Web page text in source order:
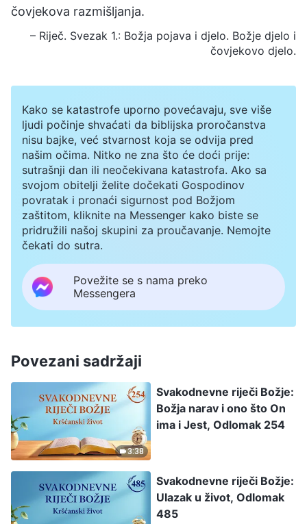
čovjekova razmišljanja.
– Riječ. Svezak 1.: Božja pojava i djelo. Božje djelo i
čovjekovo djelo.
Kako se katastrofe uporno povećavaju, sve više
ljudi počinje shvaćati da biblijska proročanstva
nisu bajke, već stvarnost koja se odvija pred
našim očima. Nitko ne zna što će doći prije:
sutrašnji dan ili neočekivana katastrofa. Ako sa
svojom obitelji želite dočekati Gospodinov
povratak i pronaći sigurnost pod Božjom
zaštitom, kliknite na Messenger kako biste se
pridružili našoj skupini za proučavanje. Nemojte
čekati do sutra.
Povežite se s nama preko
Messengera
Povezani sadržaji
3:38
Svakodnevne riječi Božje:
Božja narav i ono što On
ima i Jest, Odlomak 254
Svakodnevne riječi Božje:
Ulazak u život, Odlomak
485